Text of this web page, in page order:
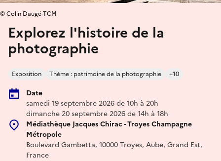
Explorez l'histoire de la
photographie
Exposition Thème : patrimoine de la photographie +10
Date
samedi 19 septembre 2026 de 10h à 20h
dimanche 20 septembre 2026 de 14h à 18h
Médiathèque Jacques Chirac - Troyes Champagne
Métropole
Boulevard Gambetta, 10000 Troyes, Aube, Grand Est,
France
© Colin Daugé-TCM